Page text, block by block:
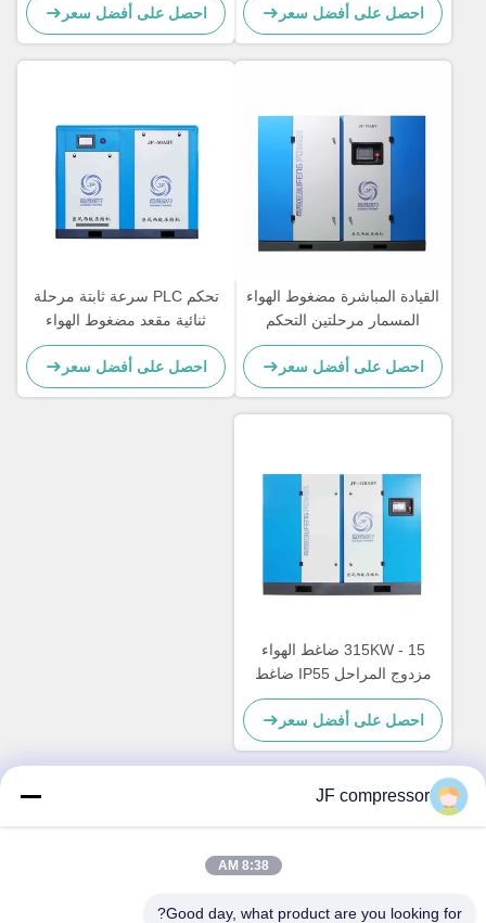
احصل على أفضل سعر
احصل على أفضل سعر
القيادة المباشرة مضغوط الهواء
المسمار مرحلتين التحكم
بالتحكم الآلي مضغوطة دوارية
مرحلة
احصل على أفضل سعر
تحكم PLC سرعة ثابتة مرحلة
ثنائية مقعد مضغوط الهواء
المسمار سعة 3 - 62 M3/Min
احصل على أفضل سعر
15 - 315KW ضاغط الهواء
مزدوج المراحل IP55 ضاغط
المسامير الدوارة الصناعية
احصل على أفضل سعر
JF compressor
8:38 AM
Good day, what product are you looking for?